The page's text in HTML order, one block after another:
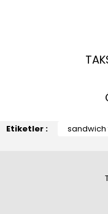
Etiketler : sandwich